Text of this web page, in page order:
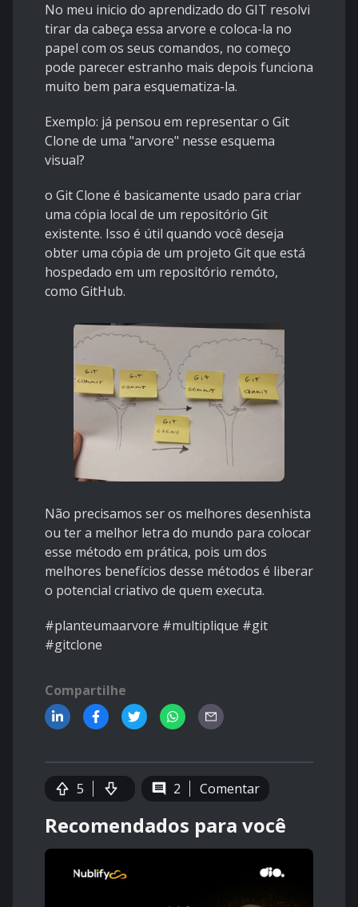
No meu inicio do aprendizado do GIT resolvi
tirar da cabeça essa arvore e coloca-la no
papel com os seus comandos, no começo
pode parecer estranho mais depois funciona
muito bem para esquematiza-la.
Exemplo: já pensou em representar o Git
Clone de uma "arvore" nesse esquema
visual?
o Git Clone é basicamente usado para criar
uma cópia local de um repositório Git
existente. Isso é útil quando você deseja
obter uma cópia de um projeto Git que está
hospedado em um repositório remóto,
como GitHub.
Não precisamos ser os melhores desenhista
ou ter a melhor letra do mundo para colocar
esse método em prática, pois um dos
melhores benefícios desse métodos é liberar
o potencial criativo de quem executa.
#planteumaarvore #multiplique #git
#gitclone
Compartilhe
5 2 Comentar
Recomendados para você